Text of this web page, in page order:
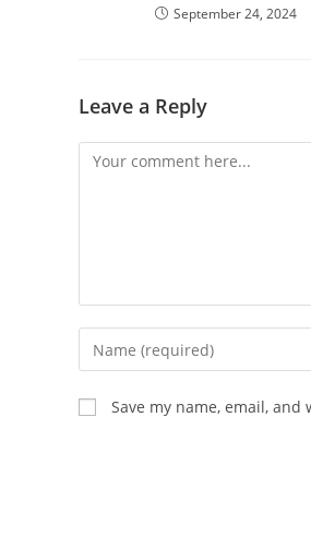
September 24, 2024
Leave a Reply
Comment
Enter
your
name
or
Save my name, email,